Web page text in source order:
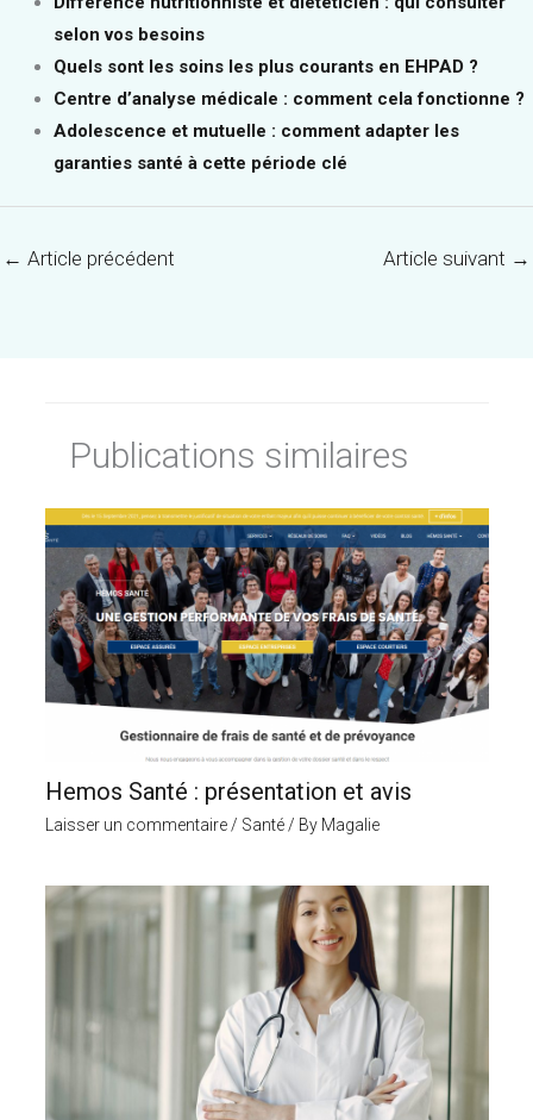
selon vos besoins
Quels sont les soins les plus courants en EHPAD ?
Centre d’analyse médicale : comment cela fonctionne ?
Adolescence et mutuelle : comment adapter les
garanties santé à cette période clé
← Article précédent Article suivant →
Publications similaires
Hemos Santé : présentation et avis
Laisser un commentaire / Santé/ By Magalie